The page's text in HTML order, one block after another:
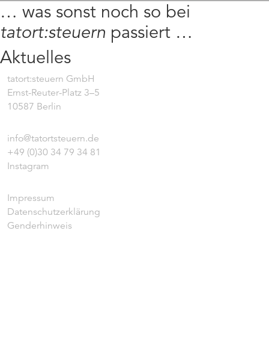
… was sonst noch so bei
tatort:steuern passiert …
Aktuelles
tatort:steuern GmbH
Ernst-Reuter-Platz 3–5
10587 Berlin
info@tatortsteuern.de
+49 (0)30 34 79 34 81
Instagram
Impressum
Datenschutzerklärung
Genderhinweis